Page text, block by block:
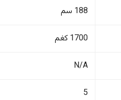
188 سم
1700 كغم
N/A
5